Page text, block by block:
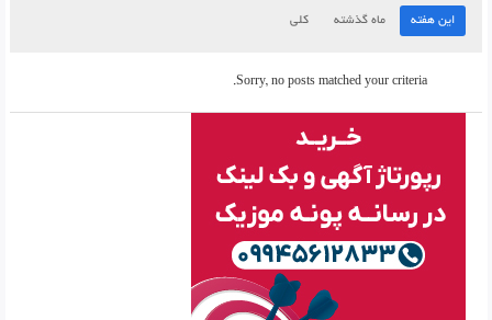
این هفته ماه گذشته کلی
Sorry, no posts matched your criteria.